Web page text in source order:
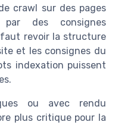
crawl sur des pages
des consignes
revoir la structure
et les consignes du
indexation puissent
ou avec rendu
plus critique pour la